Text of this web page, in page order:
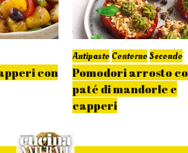
con
Antipasto ContornoSecondo
Pomodori arrosto
paté di mandorle e
capperi